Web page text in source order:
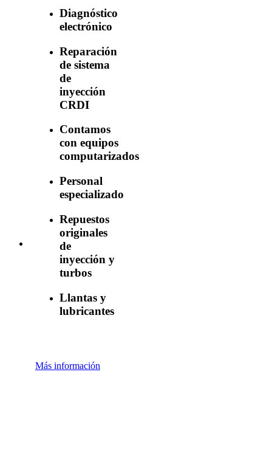
Diagnóstico
electrónico
Reparación
de sistema
de
inyección
CRDI
Contamos
con equipos
computarizados
Personal
especializado
Repuestos
originales
de
inyección y
turbos
Llantas y
lubricantes
Más información